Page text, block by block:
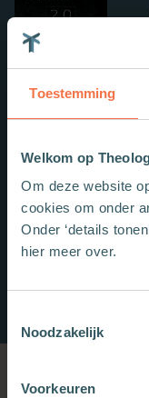
Toestemming
Welkom op
Om deze website
cookies om onder
Onder ‘details
hier meer over.
Noodzakelijk
Voorkeuren